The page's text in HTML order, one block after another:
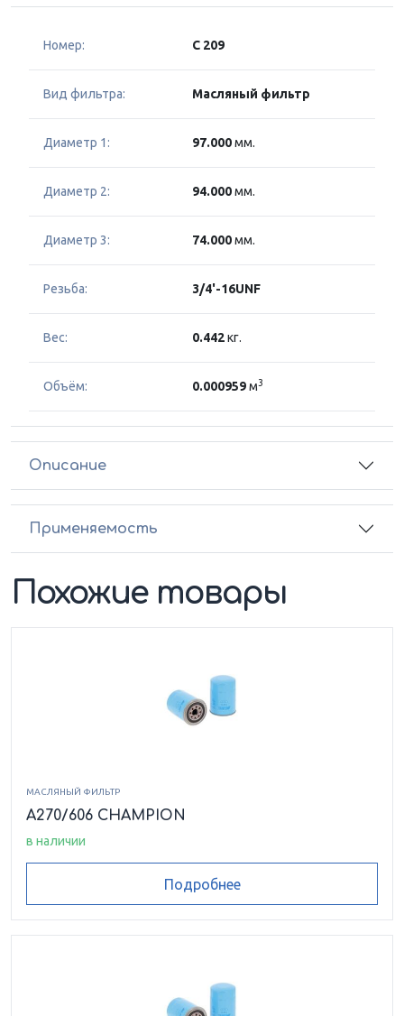
Номер: C 209
Вид фильтра: Масляный фильтр
Диаметр 1: 97.000мм.
Диаметр 2: 94.000мм.
Диаметр 3: 74.000мм.
Резьба: 3/4'-16UNF
Вес: 0.442кг.
Объём: 0.000959м3
Описание
Применяемость
Похожие товары
МАСЛЯНЫЙ ФИЛЬТР
A270/606 CHAMPION
в наличии
Подробнее